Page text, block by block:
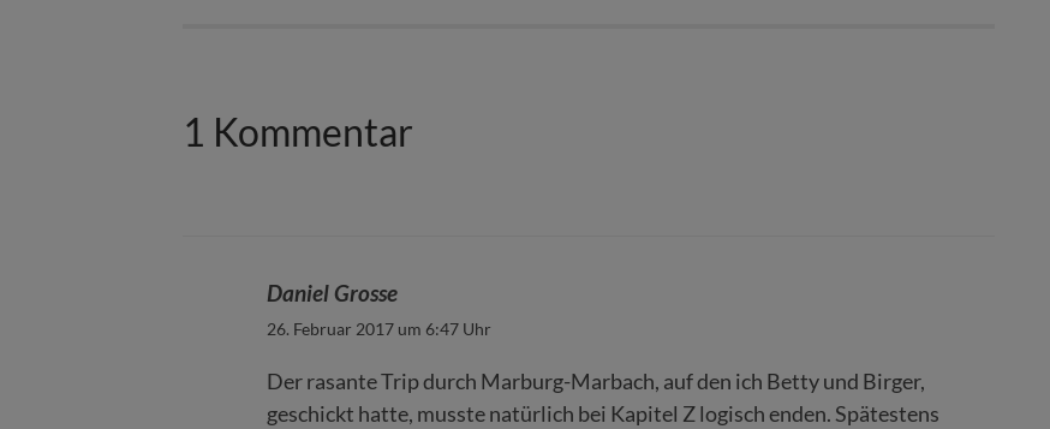
1 Kommentar
Daniel Grosse
26. Februar 2017 um 6:47 Uhr
Der rasante Trip durch Marburg-Marbach, auf den ich Betty und Birger,
geschickt hatte, musste natürlich bei Kapitel Z logisch enden. Spätestens